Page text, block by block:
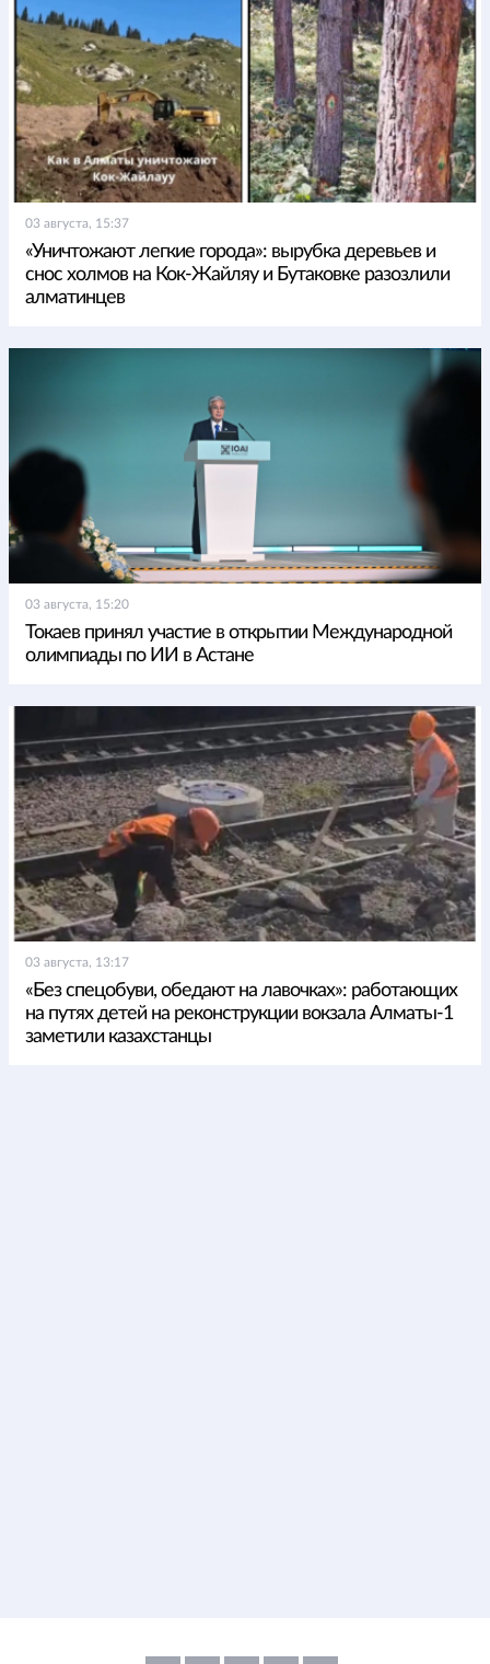
03 августа, 15:37
«Уничтожают легкие города»: вырубка деревьев и
снос холмов на Кок-Жайляу и Бутаковке разозлили
алматинцев
03 августа, 15:20
Токаев принял участие в открытии Международной
олимпиады по ИИ в Астане
03 августа, 13:17
«Без спецобуви, обедают на лавочках»: работающих
на путях детей на реконструкции вокзала Алматы-1
заметили казахстанцы